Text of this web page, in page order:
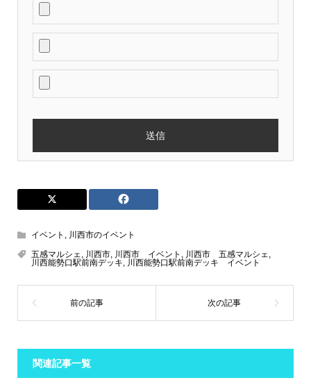
イベント , 川西市のイベント
五感マルシェ, 川西市, 川西市 イベント , 川西市 五感マルシェ,
川西能勢口駅前南デッキ, 川西能勢口駅前南デッキ イベント
関連記事一覧